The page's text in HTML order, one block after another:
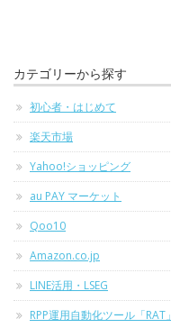
カテゴリーから探す
初心者・はじめて
楽天市場
Yahoo!ショッピング
au PAY マーケット
Qoo10
Amazon.co.jp
LINE活用・LSEG
RPP運用自動化ツール「RAT」